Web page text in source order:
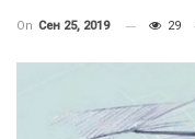
On Сен 25, 2019 29